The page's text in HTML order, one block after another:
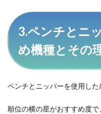
3.ペンチとニ
め機種とその
ペンチとニッパーを使用した
順位の横の星がおすすめ度で